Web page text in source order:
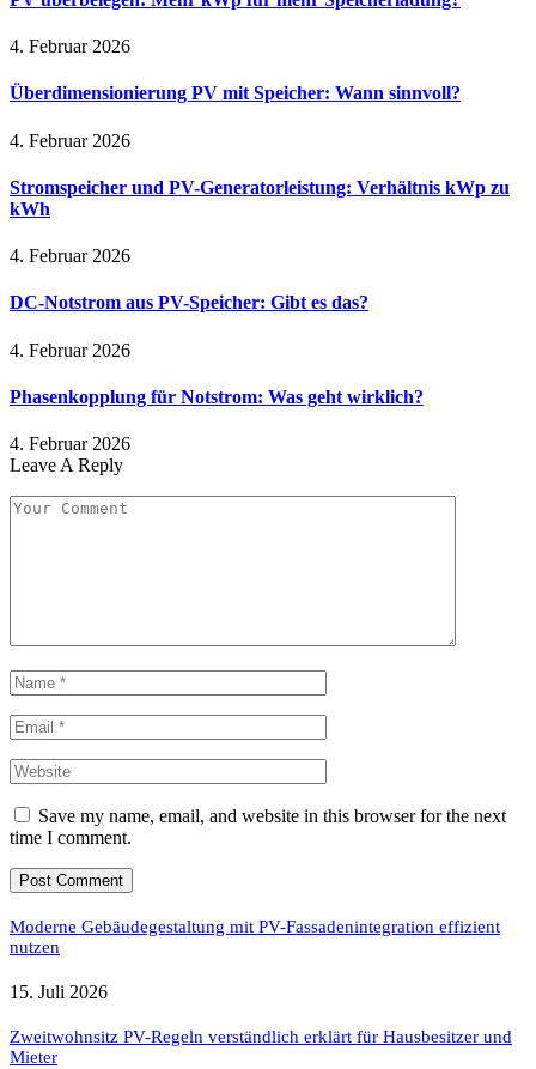
4. Februar 2026
Überdimensionierung PV mit Speicher: Wann sinnvoll?
4. Februar 2026
Stromspeicher und PV-Generatorleistung: Verhältnis kWp zu
kWh
4. Februar 2026
DC-Notstrom aus PV-Speicher: Gibt es das?
4. Februar 2026
Phasenkopplung für Notstrom: Was geht wirklich?
4. Februar 2026
Leave A Reply
Save my name, email, and website in this browser for the next
time I comment.
Moderne Gebäudegestaltung mit PV-Fassadenintegration effizient
nutzen
15. Juli 2026
Zweitwohnsitz PV-Regeln verständlich erklärt für Hausbesitzer und
Mieter